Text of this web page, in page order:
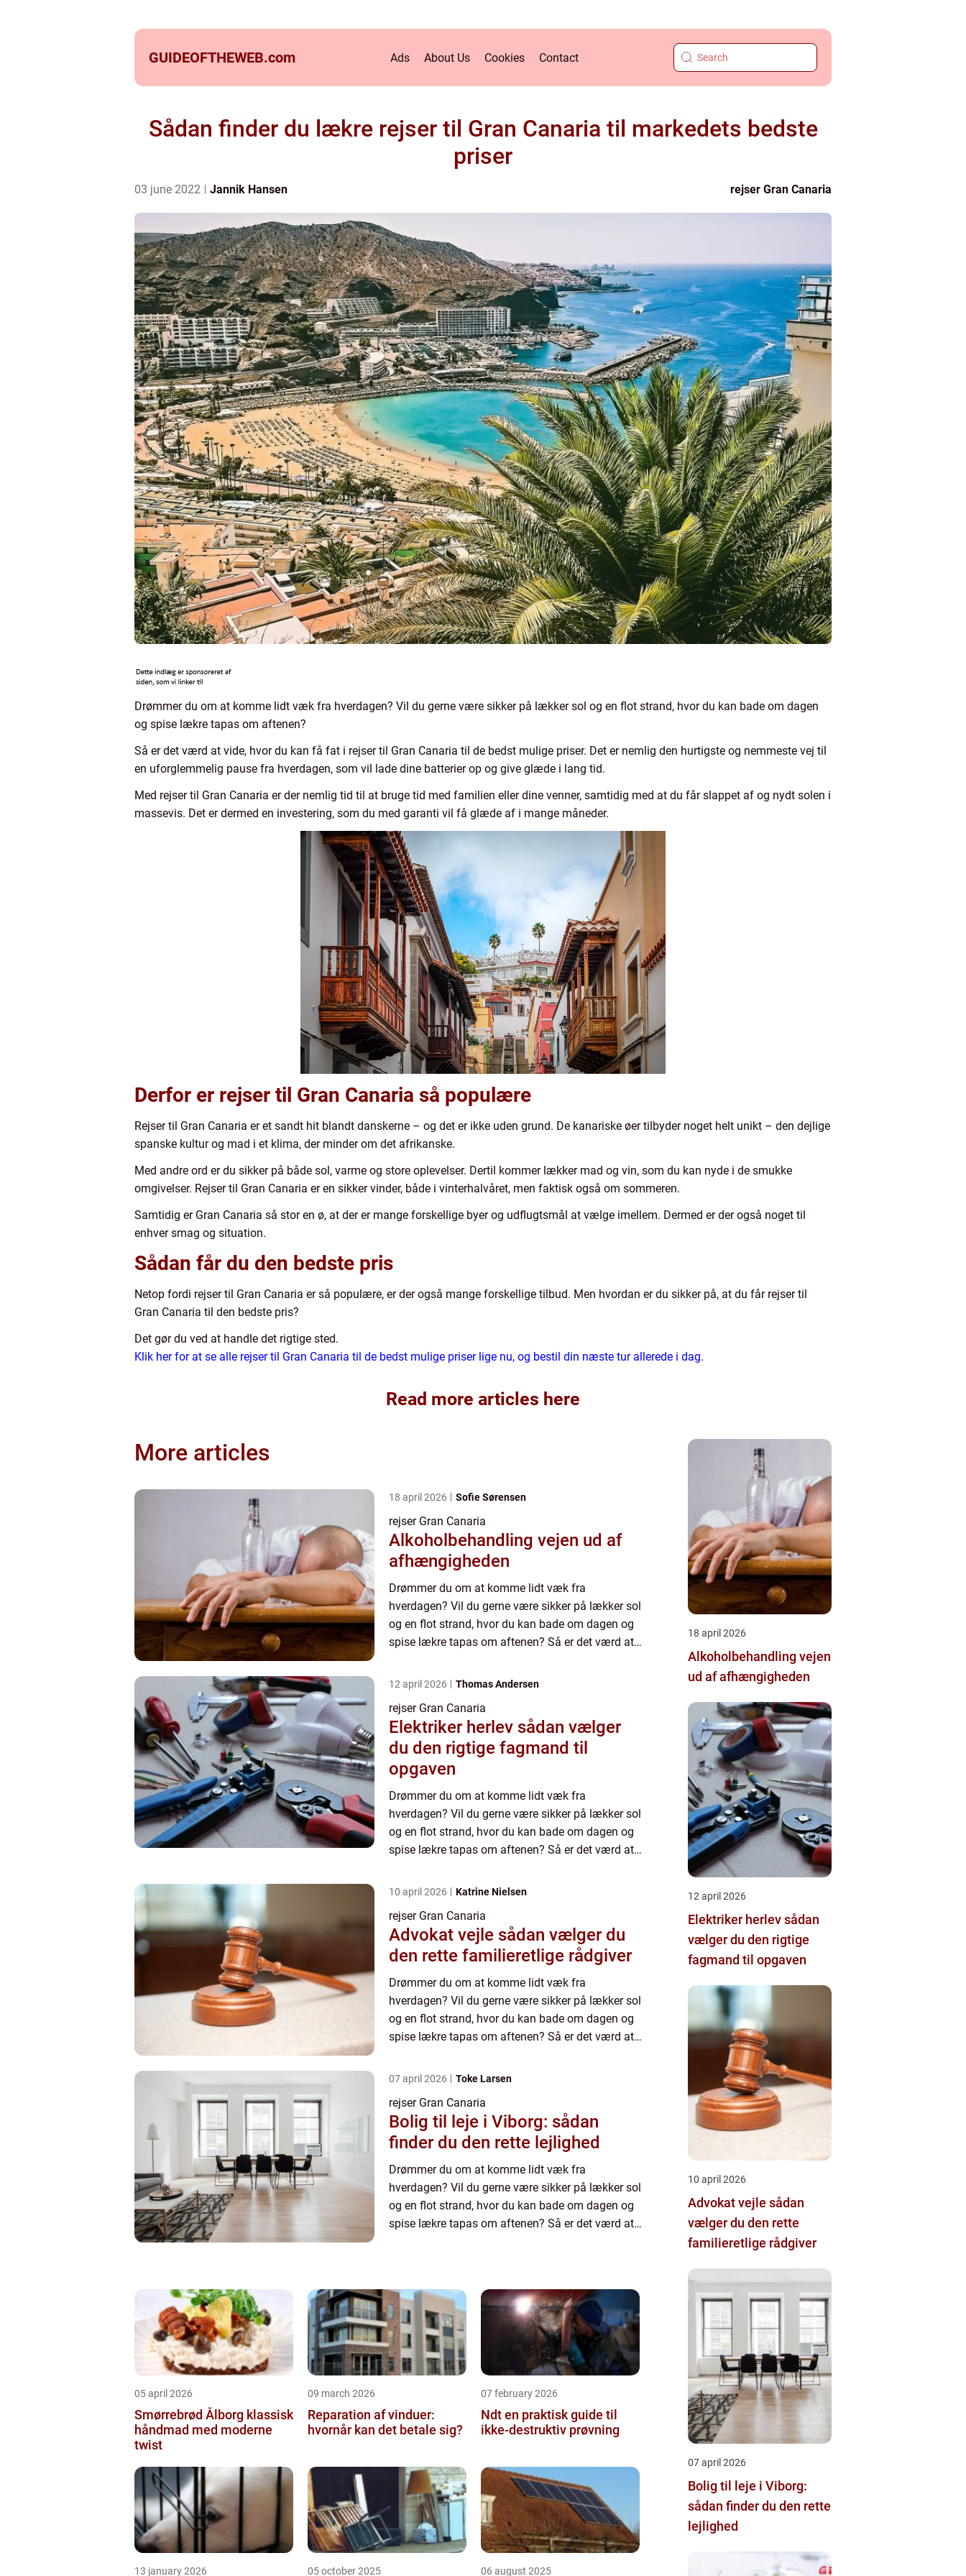
GUIDEOFTHEWEB.com Ads About Us Cookies Contact
Sådan finder du lækre rejser til Gran Canaria til markedets bedste
priser
03 june 2022 Jannik Hansen rejser Gran Canaria
Drømmer du om at komme lidt væk fra hverdagen? Vil du gerne være sikker på lækker sol og en flot strand, hvor du kan bade om dagen
og spise lækre tapas om aftenen?
Så er det værd at vide, hvor du kan få fat i rejser til Gran Canaria til de bedst mulige priser. Det er nemlig den hurtigste og nemmeste vej til
en uforglemmelig pause fra hverdagen, som vil lade dine batterier op og give glæde i lang tid.
Med rejser til Gran Canaria er der nemlig tid til at bruge tid med familien eller dine venner, samtidig med at du får slappet af og nydt solen i
massevis. Det er dermed en investering, som du med garanti vil få glæde af i mange måneder.
Derfor er rejser til Gran Canaria så populære
Rejser til Gran Canaria er et sandt hit blandt danskerne – og det er ikke uden grund. De kanariske øer tilbyder noget helt unikt – den dejlige
spanske kultur og mad i et klima, der minder om det afrikanske.
Med andre ord er du sikker på både sol, varme og store oplevelser. Dertil kommer lækker mad og vin, som du kan nyde i de smukke
omgivelser. Rejser til Gran Canaria er en sikker vinder, både i vinterhalvåret, men faktisk også om sommeren.
Samtidig er Gran Canaria så stor en ø, at der er mange forskellige byer og udflugtsmål at vælge imellem. Dermed er der også noget til
enhver smag og situation.
Sådan får du den bedste pris
Netop fordi rejser til Gran Canaria er så populære, er der også mange forskellige tilbud. Men hvordan er du sikker på, at du får rejser til
Gran Canaria til den bedste pris?
Det gør du ved at handle det rigtige sted.
Klik her for at se alle rejser til Gran Canaria til de bedst mulige priser lige nu, og bestil din næste tur allerede i dag.
Read more articles here
More articles
18 april 2026 Sofie Sørensen
rejser Gran Canaria
Alkoholbehandling vejen ud af
afhængigheden
Drømmer du om at komme lidt væk fra
hverdagen? Vil du gerne være sikker på lækker sol
og en flot strand, hvor du kan bade om dagen og
spise lækre tapas om aftenen? Så er det værd at
de bedst muli...
12 april 2026 Thomas Andersen
rejser Gran Canaria
Elektriker herlev sådan vælger
du den rigtige fagmand til
opgaven
Drømmer du om at komme lidt væk fra
hverdagen? Vil du gerne være sikker på lækker sol
og en flot strand, hvor du kan bade om dagen og
spise lækre tapas om aftenen? Så er det værd at
de bedst muli...
10 april 2026 Katrine Nielsen
rejser Gran Canaria
Advokat vejle sådan vælger du
den rette familieretlige rådgiver
Drømmer du om at komme lidt væk fra
hverdagen? Vil du gerne være sikker på lækker sol
og en flot strand, hvor du kan bade om dagen og
spise lækre tapas om aftenen? Så er det værd at
de bedst muli...
07 april 2026 Toke Larsen
rejser Gran Canaria
Bolig til leje i Viborg: sådan
finder du den rette lejlighed
Drømmer du om at komme lidt væk fra
hverdagen? Vil du gerne være sikker på lækker sol
og en flot strand, hvor du kan bade om dagen og
spise lækre tapas om aftenen? Så er det værd at
05 april 2026
Smørrebrød Ålborg klassisk
håndmad med moderne
twist
09 march 2026
Reparation af vinduer:
hvornår kan det betale sig?
07 february 2026
Ndt en praktisk guide til
ikke-destruktiv prøvning
13 january 2026 05 october 2025 06 august 2025
18 april 2026
Alkoholbehandling vejen
ud af afhængigheden
12 april 2026
Elektriker herlev sådan
vælger du den rigtige
fagmand til opgaven
10 april 2026
Advokat vejle sådan
vælger du den rette
familieretlige rådgiver
07 april 2026
Bolig til leje i Viborg:
sådan finder du den rette
lejlighed